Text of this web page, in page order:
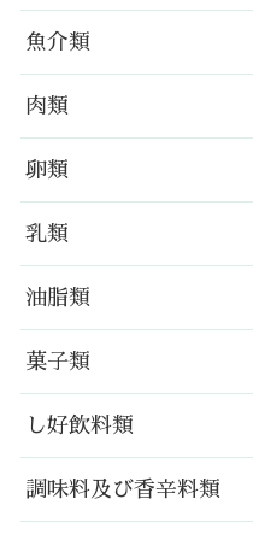
魚介類
肉類
卵類
乳類
油脂類
菓子類
し好飲料類
調味料及び香辛料類